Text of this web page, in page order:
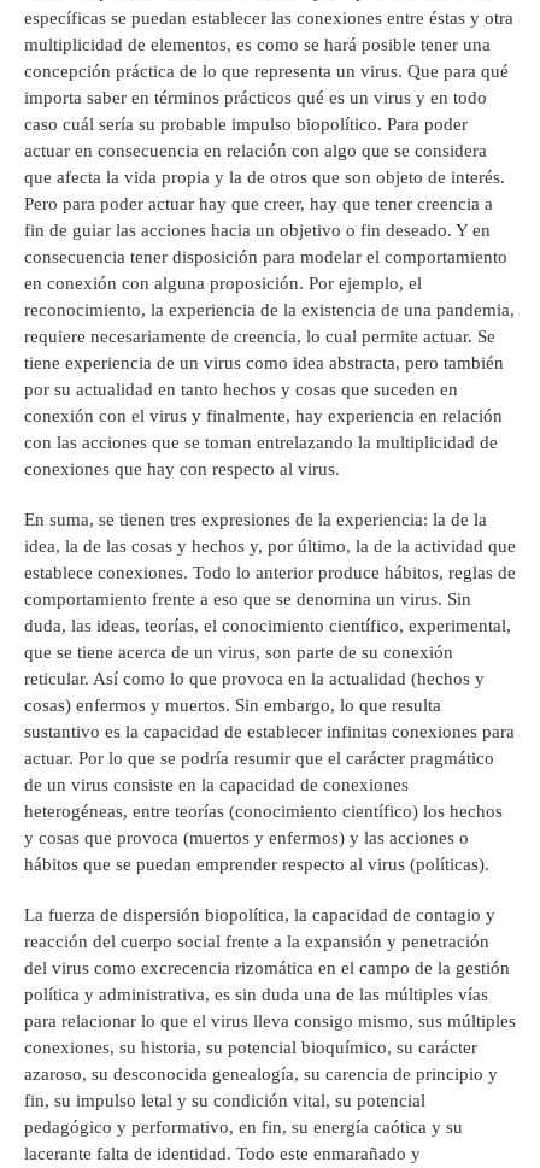
específicas se puedan establecer las conexiones entre éstas y otra
multiplicidad de elementos, es como se hará posible tener una
concepción práctica de lo que representa un virus. Que para qué
importa saber en términos prácticos qué es un virus y en todo
caso cuál sería su probable impulso biopolítico. Para poder
actuar en consecuencia en relación con algo que se considera
que afecta la vida propia y la de otros que son objeto de interés.
Pero para poder actuar hay que creer, hay que tener creencia a
fin de guiar las acciones hacia un objetivo o fin deseado. Y en
consecuencia tener disposición para modelar el comportamiento
en conexión con alguna proposición. Por ejemplo, el
reconocimiento, la experiencia de la existencia de una pandemia,
requiere necesariamente de creencia, lo cual permite actuar. Se
tiene experiencia de un virus como idea abstracta, pero también
por su actualidad en tanto hechos y cosas que suceden en
conexión con el virus y finalmente, hay experiencia en relación
con las acciones que se toman entrelazando la multiplicidad de
conexiones que hay con respecto al virus.
En suma, se tienen tres expresiones de la experiencia: la de la
idea, la de las cosas y hechos y, por último, la de la actividad que
establece conexiones. Todo lo anterior produce hábitos, reglas de
comportamiento frente a eso que se denomina un virus. Sin
duda, las ideas, teorías, el conocimiento científico, experimental,
que se tiene acerca de un virus, son parte de su conexión
reticular. Así como lo que provoca en la actualidad (hechos y
cosas) enfermos y muertos. Sin embargo, lo que resulta
sustantivo es la capacidad de establecer infinitas conexiones para
actuar. Por lo que se podría resumir que el carácter pragmático
de un virus consiste en la capacidad de conexiones
heterogéneas, entre teorías (conocimiento científico) los hechos
y cosas que provoca (muertos y enfermos) y las acciones o
hábitos que se puedan emprender respecto al virus (políticas).
La fuerza de dispersión biopolítica, la capacidad de contagio y
reacción del cuerpo social frente a la expansión y penetración
del virus como excrecencia rizomática en el campo de la gestión
política y administrativa, es sin duda una de las múltiples vías
para relacionar lo que el virus lleva consigo mismo, sus múltiples
conexiones, su historia, su potencial bioquímico, su carácter
azaroso, su desconocida genealogía, su carencia de principio y
fin, su impulso letal y su condición vital, su potencial
pedagógico y performativo, en fin, su energía caótica y su
lacerante falta de identidad. Todo este enmarañado y